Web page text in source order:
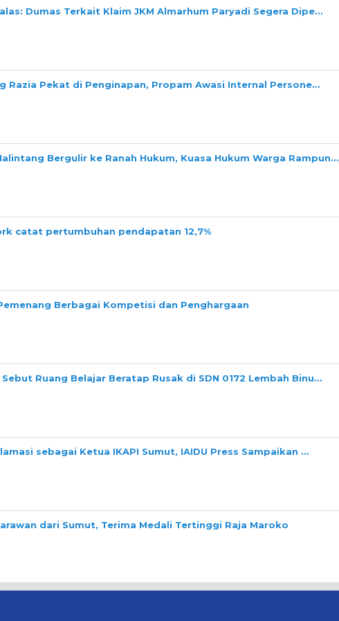
Dumas Terkait Klaim JKM Almarhum Paryadi Segera Dipe…
Razia Pekat di Penginapan, Propam Awasi Internal Persone…
Bergulir ke Ranah Hukum, Kuasa Hukum Warga Rampun…
catat pertumbuhan pendapatan 12,7%
Berbagai Kompetisi dan Penghargaan
Ruang Belajar Beratap Rusak di SDN 0172 Lembah Binu…
sebagai Ketua IKAPI Sumut, IAIDU Press Sampaikan …
dari Sumut, Terima Medali Tertinggi Raja Maroko